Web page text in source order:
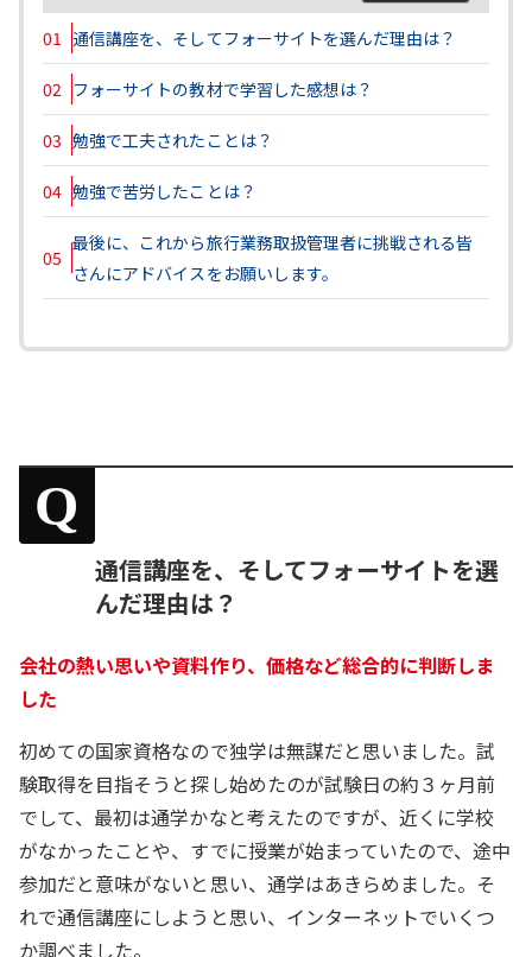
01 通信講座を、そしてフォーサイトを選んだ理由は？
02 フォーサイトの教材で学習した感想は？
03 勉強で工夫されたことは？
04 勉強で苦労したことは？
05
最後に、これから旅行業務取扱管理者に挑戦される皆
さんにアドバイスをお願いします。
Q
通信講座を、そしてフォーサイトを選
んだ理由は？
会社の熱い思いや資料作り、価格など総合的に判断しま
した
初めての国家資格なので独学は無謀だと思いました。試
験取得を目指そうと探し始めたのが試験日の約３ヶ月前
でして、最初は通学かなと考えたのですが、近くに学校
がなかったことや、すでに授業が始まっていたので、途中
参加だと意味がないと思い、通学はあきらめました。そ
れで通信講座にしようと思い、インターネットでいくつ
か調べました。